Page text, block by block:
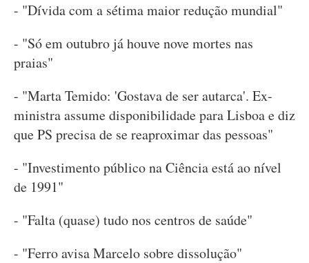
- "Dívida com a sétima maior redução mundial"
- "Só em outubro já houve nove mortes nas
praias"
- "Marta Temido: 'Gostava de ser autarca'. Ex-
ministra assume disponibilidade para Lisboa e diz
que PS precisa de se reaproximar das pessoas"
- "Investimento público na Ciência está ao nível
de 1991"
- "Falta (quase) tudo nos centros de saúde"
- "Ferro avisa Marcelo sobre dissolução"